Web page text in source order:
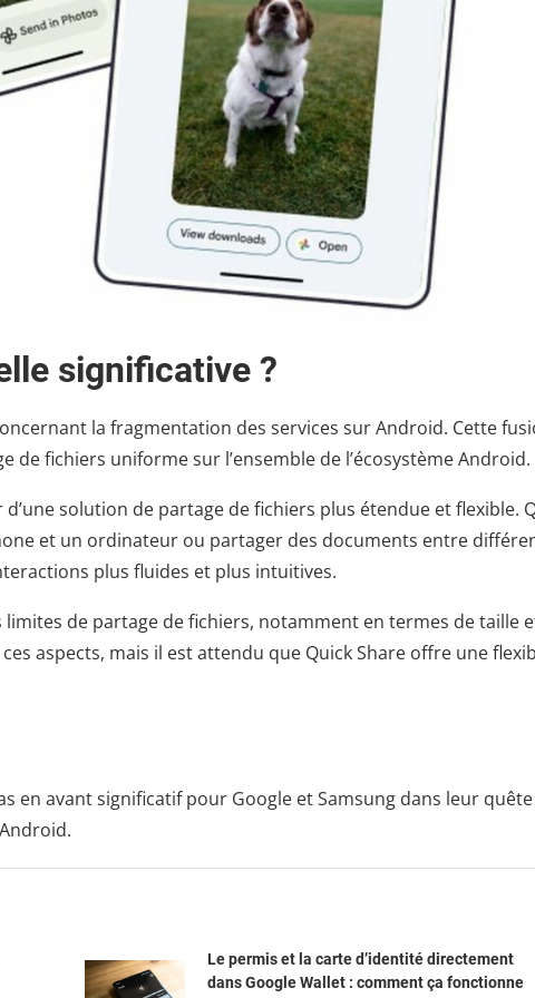
significative ?
la fragmentation des services sur Android. Cette
fichiers uniforme sur l’ensemble de l’écosystème Android.
solution de partage de fichiers plus étendue et flexible.
et un ordinateur ou partager des documents entre
plus fluides et plus intuitives.
de partage de fichiers, notamment en termes de taille
aspects, mais il est attendu que Quick Share offre une
en avant significatif pour Google et Samsung dans leur
Le permis et la carte d’identité directement
dans Google Wallet : comment ça fonctionne